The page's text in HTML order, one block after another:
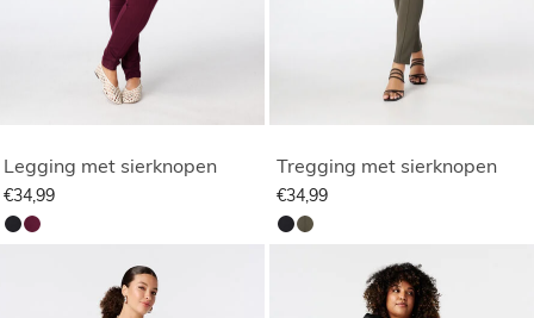
Legging met sierknopen
€34,99
Tregging met sierknopen
€34,99